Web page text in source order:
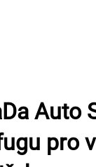
Auto
pro